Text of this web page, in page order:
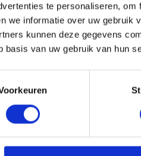
te personaliseren,
we informatie over uw gebruik
kunnen deze gegevens
basis van uw gebruik van hun
RVS Type